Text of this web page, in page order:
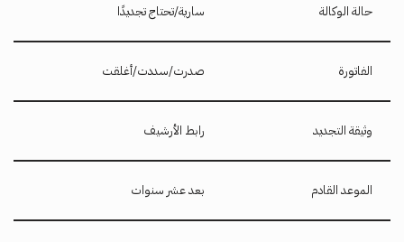
حالة الوكالة سارية/تحتاج تجديدًا
الفاتورة صدرت/سددت/أغلقت
وثيقة التجديد رابط الأرشيف
الموعد القادم بعد عشر سنوات